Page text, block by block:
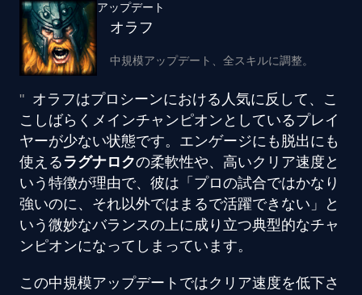
アップデート
オラフ
中規模アップデート、全スキルに調整。
オラフはプロシーンにおける人気に反して、こ
こしばらくメインチャンピオンとしているプレイ
ヤーが少ない状態です。エンゲージにも脱出にも
使える ラグナロクの柔軟性や、高いクリア速度と
いう特徴が理由で、彼は「プロの試合ではかなり
強いのに、それ以外ではまるで活躍できない」と
いう微妙なバランスの上に成り立つ典型的なチャ
ンピオンになってしまっています。
この中規模アップデートではクリア速度を低下さ